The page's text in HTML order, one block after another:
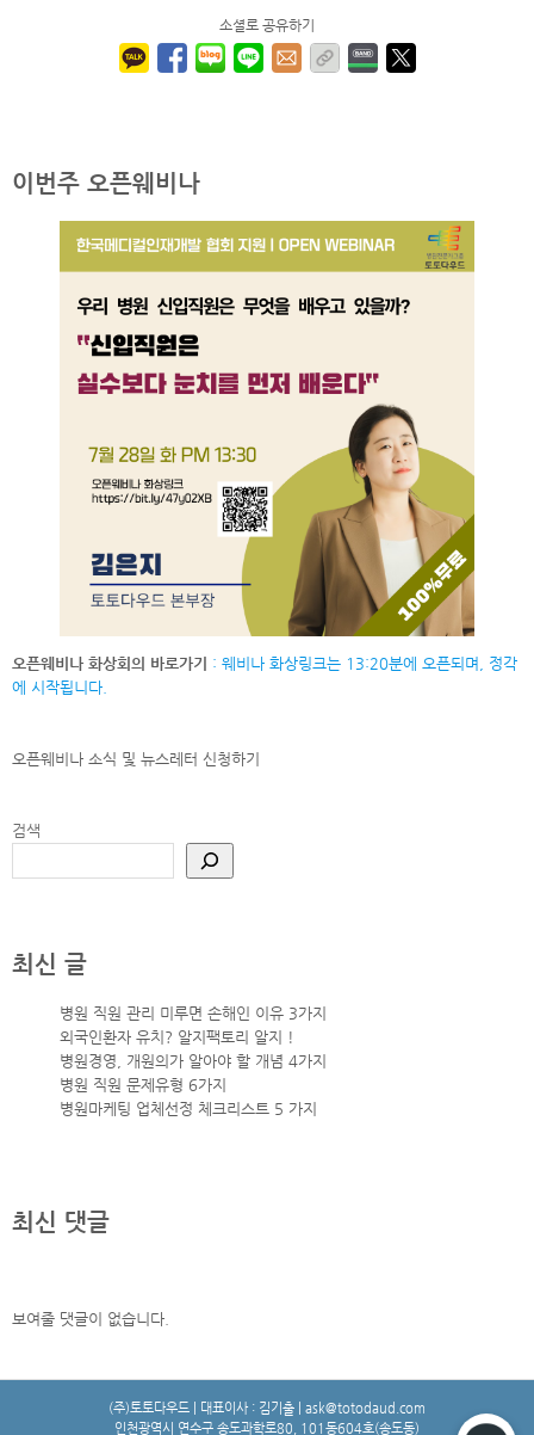
소셜로 공유하기
이번주 오픈웨비나
오픈웨비나 화상회의 바로가기 : 웨비나 화상링크는 13:20분에 오픈되며, 정각
에 시작됩니다.
오픈웨비나 소식 및 뉴스레터 신청하기
검색
최신 글
병원 직원 관리 미루면 손해인 이유 3가지
외국인환자 유치? 알지팩토리 알지 !
병원경영, 개원의가 알아야 할 개념 4가지
병원 직원 문제유형 6가지
병원마케팅 업체선정 체크리스트 5 가지
최신 댓글
보여줄 댓글이 없습니다.
(주)토토다우드 | 대표이사 : 김기출 | ask@totodaud.com
인천광역시 연수구 송도과학로80, 101동604호(송도동)